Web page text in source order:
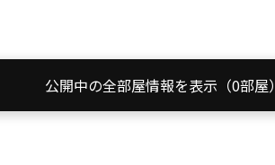
公開中の全部屋情報を表示（0部屋）